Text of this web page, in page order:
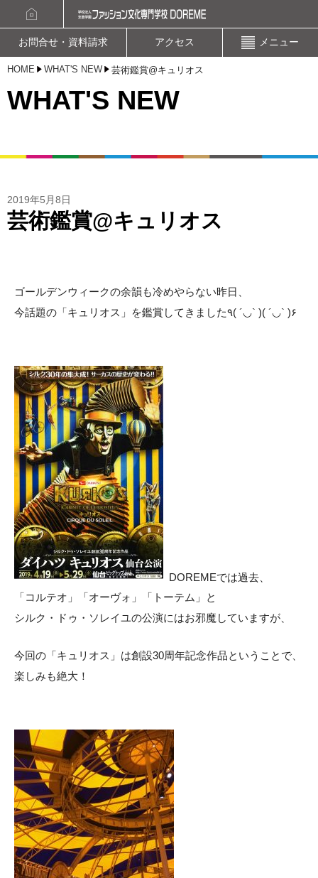
お問合せ・資料請求 アクセス メニュー
資料請求 オープンキャンパスお申込み
HOME WHAT'S NEW 芸術鑑賞@キュリオス
WHAT'S NEW
2019年5月8日
芸術鑑賞@キュリオス
ゴールデンウィークの余韻も冷めやらない昨日、
今話題の「キュリオス」を鑑賞してきました٩( ´◡` )( ´◡` )۶
DOREMEでは過去、
「コルテオ」「オーヴォ」「トーテム」と
シルク・ドゥ・ソレイユの公演にはお邪魔していますが、
今回の「キュリオス」は創設30周年記念作品ということで、
楽しみも絶大！